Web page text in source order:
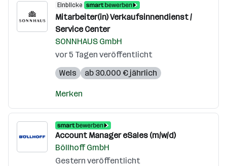
Einblicke
Mitarbeiter(in) Verkaufsinnendienst /
Service Center
SONNHAUS GmbH
vor 5 Tagen veröffentlicht
Wels
ab 30.000 € jährlich
Merken
Account Manager eSales (m/w/d)
Böllhoff GmbH
Gestern veröffentlicht